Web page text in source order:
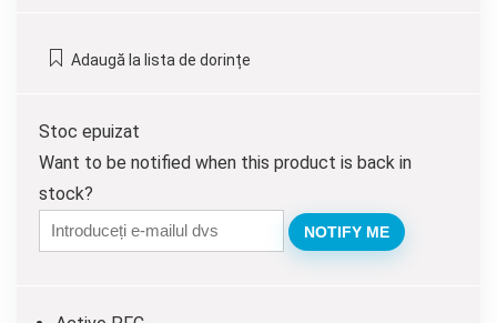
a
fost:
212.00 lei.
Adaugă la lista de dorințe
Stoc epuizat
Want to be notified when this product is back in
stock?
NOTIFY ME